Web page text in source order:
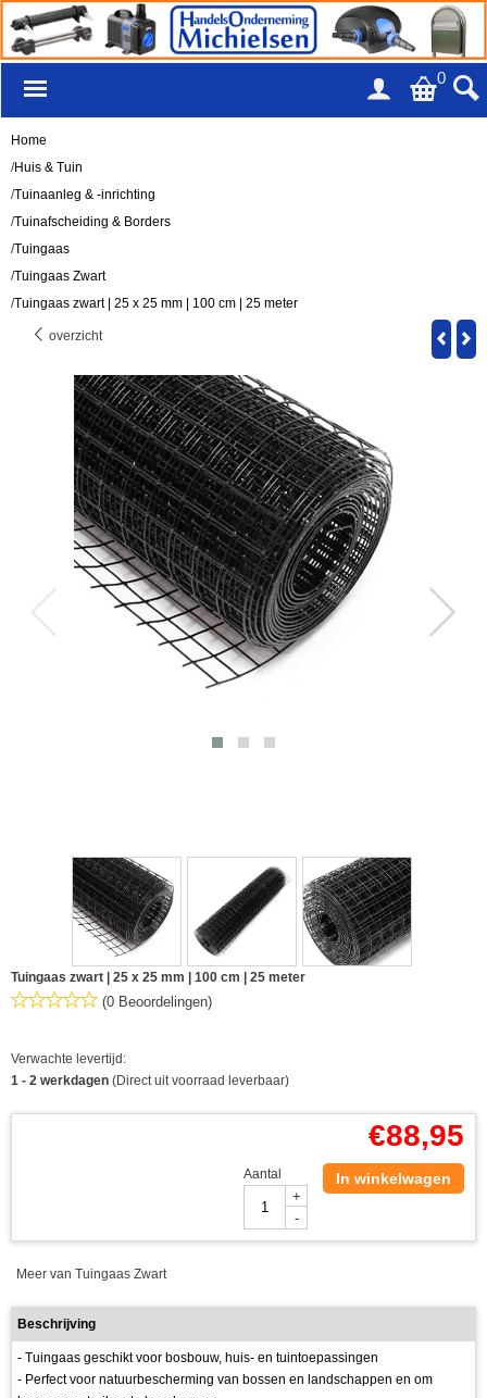
0
Home
/Huis & Tuin
/Tuinaanleg & -inrichting
/Tuinafscheiding & Borders
/Tuingaas
/Tuingaas Zwart
/Tuingaas zwart | 25 x 25 mm | 100 cm | 25 meter
overzicht
Tuingaas zwart | 25 x 25 mm | 100 cm | 25 meter
(0 Beoordelingen)
Verwachte levertijd:
1 - 2 werkdagen (Direct uit voorraad leverbaar)
€88,95
Aantal
+
-
In winkelwagen
Meer van Tuingaas Zwart
Beschrijving
- Tuingaas geschikt voor bosbouw, huis- en tuintoepassingen
- Perfect voor natuurbescherming van bossen en landschappen en om